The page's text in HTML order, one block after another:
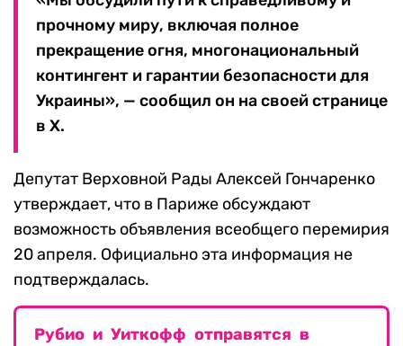
прочному миру, включая полное
прекращение огня, многонациональный
контингент и гарантии безопасности для
Украины», — сообщил он на своей странице
в Х.
Депутат Верховной Рады Алексей Гончаренко
утверждает, что в Париже обсуждают
возможность объявления всеобщего перемирия
20 апреля. Официально эта информация не
подтверждалась.
Рубио и Уиткофф отправятся в